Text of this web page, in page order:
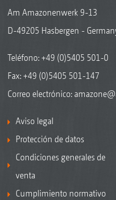
Am Amazonenwerk 9-13
D-49205 Hasbergen -
Teléfono:+49 (0)5405 501-0
Fax: +49 (0)5405 501-147
Correo electrónico:
Aviso legal
Protección de datos
Condiciones generales de
venta
Cumplimiento normativo